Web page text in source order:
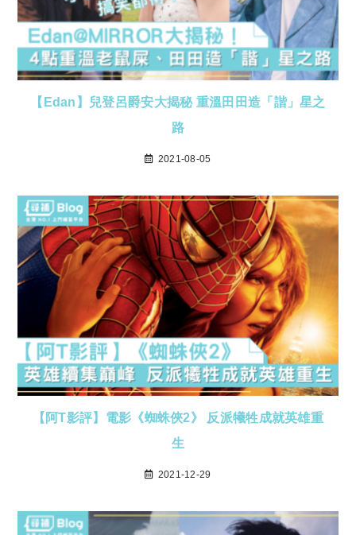
【Edan】兒登呂爵安大揭秘 重溫田田造「諧」星之
路
2021-08-05
【阿T影評】電影《蜘蛛俠2》 反派犧牲成就英雄重
生
2021-12-29